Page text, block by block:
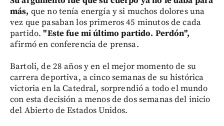
más, que no tenía energía y si muchos dolores una
vez que pasaban los primeros 45 minutos de cada
partido."Este fue mi último partido. Perdón",
afirmó en conferencia de prensa.
Bartoli, de 28 años y en el mejor momento de su
carrera deportiva, a cinco semanas de su histórica
victoria en la Catedral, sorprendió a todo el mundo
con esta decisión a menos de dos semanas del inicio
del Abierto de Estados Unidos.